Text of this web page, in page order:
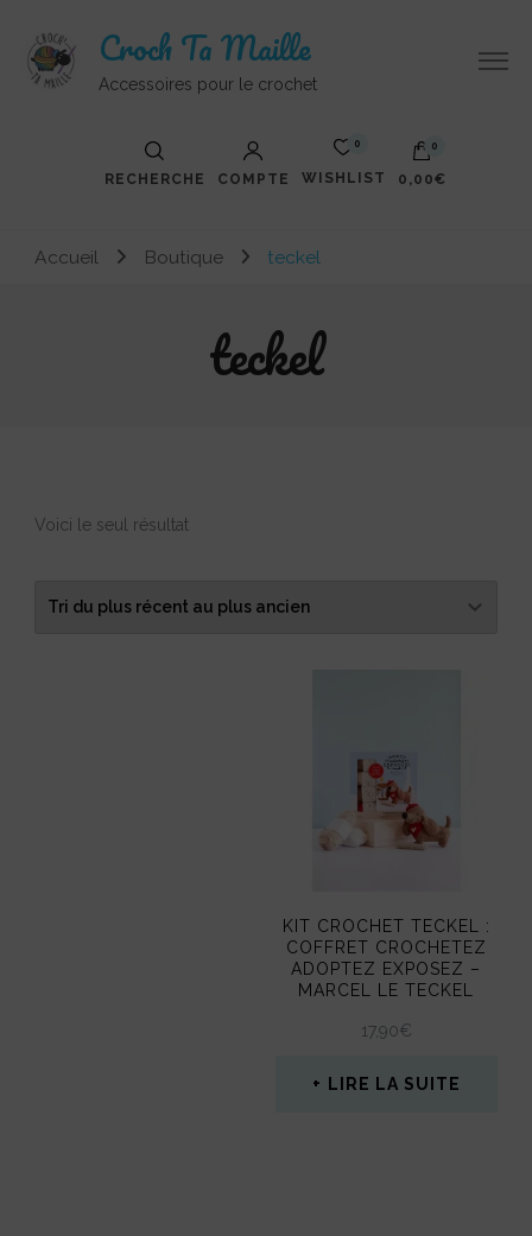
Croch Ta Maille
Accessoires pour le crochet
RECHERCHE COMPTE
0
WISHLIST
0
0,00€
Votre panier est vide.
Accueil Boutique teckel
teckel
Voici le seul résultat
KIT CROCHET TECKEL :
COFFRET CROCHETEZ
ADOPTEZ EXPOSEZ –
MARCEL LE TECKEL
17,90€
LIRE LA SUITE